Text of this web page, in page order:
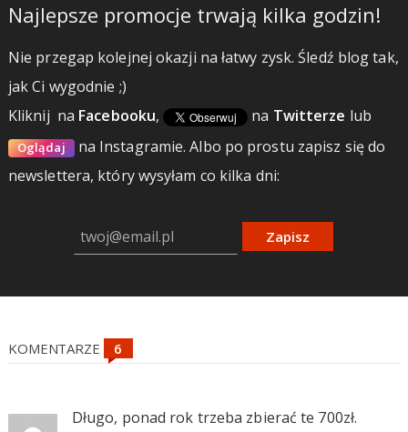
Najlepsze promocje trwają kilka godzin!
Nie przegap kolejnej okazji na łatwy zysk. Śledź blog tak,
jak Ci wygodnie ;)
Kliknij na Facebooku, na Twitterze lub
Oglądaj na Instagramie.Albo po prostu zapisz się do
newslettera, który wysyłam co kilka dni:
Zapisz
KOMENTARZE
Długo, ponad rok trzeba zbierać te 700zł.